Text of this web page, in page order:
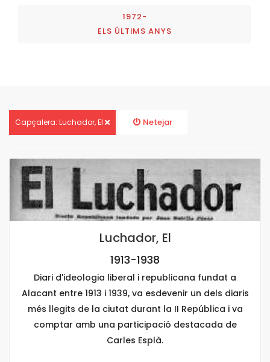
1972-
ELS ÚLTIMS ANYS
Capçalera: Luchador, El Netejar
Luchador, El
1913-1938
Diari d'ideologia liberal i republicana fundat a
Alacant entre 1913 i 1939, va esdevenir un dels diaris
més llegits de la ciutat durant la II República i va
comptar amb una participació destacada de
Carles Esplà.